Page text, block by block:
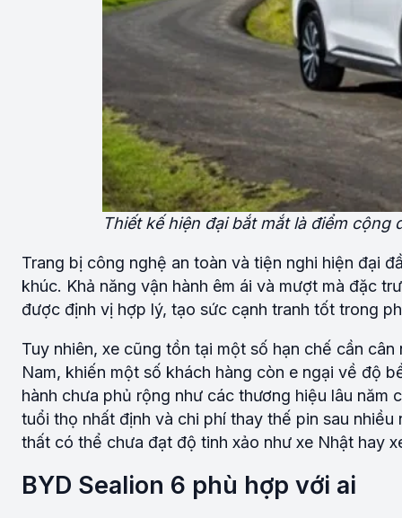
Thiết kế hiện đại bắt mắt là điểm
Trang bị công nghệ an toàn và tiện nghi hiện đại
khúc. Khả năng vận hành êm ái và mượt mà đặc
được định vị hợp lý, tạo sức cạnh tranh tốt trong
Tuy nhiên, xe cũng tồn tại một số hạn chế cần
Nam, khiến một số khách hàng còn e ngại về độ
hành chưa phủ rộng như các thương hiệu lâu
tuổi thọ nhất định và chi phí thay thế pin sau
thất có thể chưa đạt độ tinh xảo như xe Nhật hay
BYD Sealion 6 phù hợp với ai